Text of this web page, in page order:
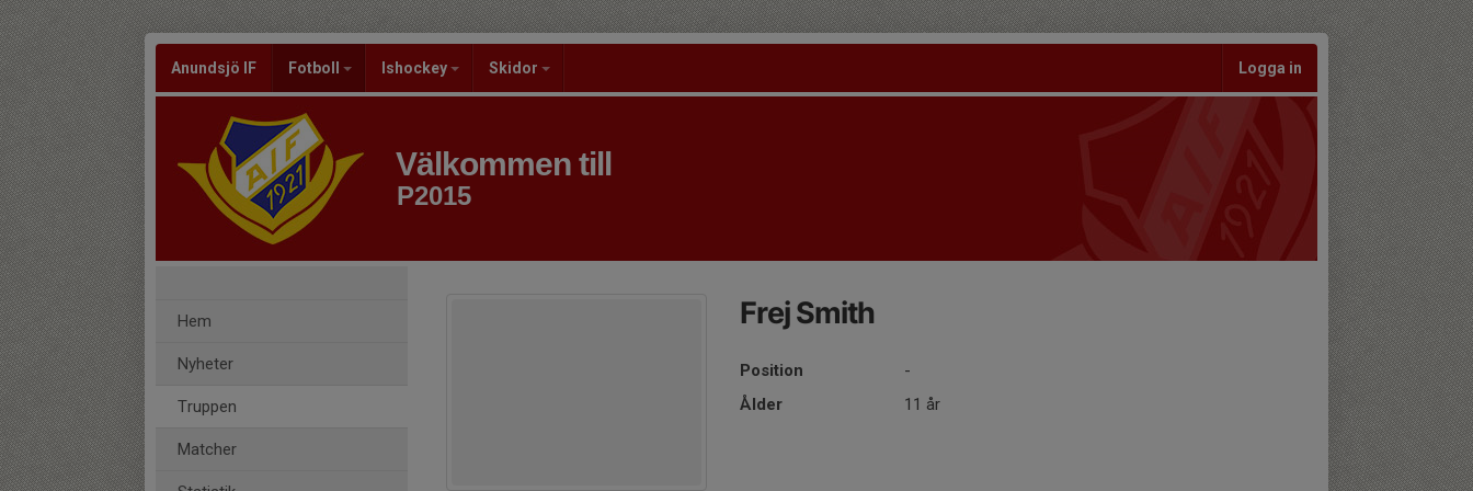
Anundsjö IF Fotboll Ishockey Skidor Logga in
Välkommen till
P2015
Hem
Nyheter
Truppen
Matcher
Frej Smith
Position
-
Ålder
11 år